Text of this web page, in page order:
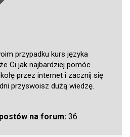
przypadku kurs języka
Ci jak najbardziej pomóc.
przez internet i zacznij się
przyswoisz dużą wiedzę.
postów na forum:36